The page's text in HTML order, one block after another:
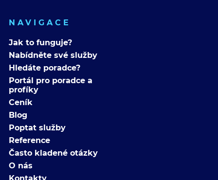
NAVIGACE
Jak to funguje?
Nabídněte své služby
Hledáte poradce?
Portál pro poradce a
profíky
Ceník
Blog
Poptat služby
Reference
Často kladené otázky
O nás